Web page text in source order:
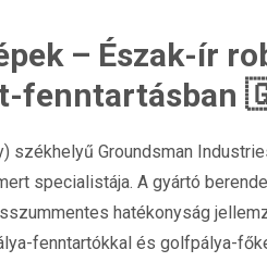
– Észak-ír
fenntartásban
székhelyű Groundsman
specialistája. A gyártó
hatékonyság
fenntartókkal és golfpálya-